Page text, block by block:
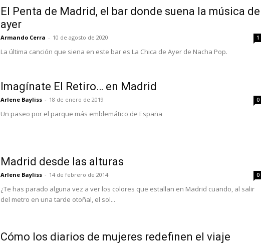
El Penta de Madrid, el bar donde suena la música de
ayer
Armando Cerra - 10 de agosto de 2020 1
La última canción que siena en este bar es La Chica de Ayer de Nacha Pop.
Imagínate El Retiro… en Madrid
Arlene Bayliss - 18 de enero de 2019 0
Un paseo por el parque más emblemático de España
Madrid desde las alturas
Arlene Bayliss - 14 de febrero de 2014 0
¿Te has parado alguna vez a ver los colores que estallan en Madrid cuando, al salir
del metro en una tarde otoñal, el sol...
Cómo los diarios de mujeres redefinen el viaje